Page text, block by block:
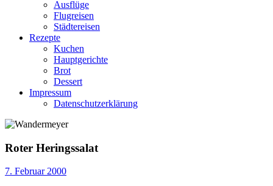
Ausflüge
Flugreisen
Städtereisen
Rezepte
Kuchen
Hauptgerichte
Brot
Dessert
Impressum
Datenschutzerklärung
Roter Heringssalat
7. Februar 2000